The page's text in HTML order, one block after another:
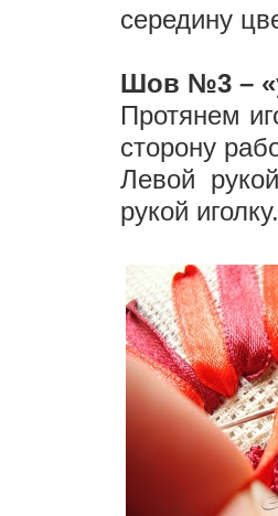
середину
Шов №3 –
Протянем
сторону
Левой
рукой иголку.